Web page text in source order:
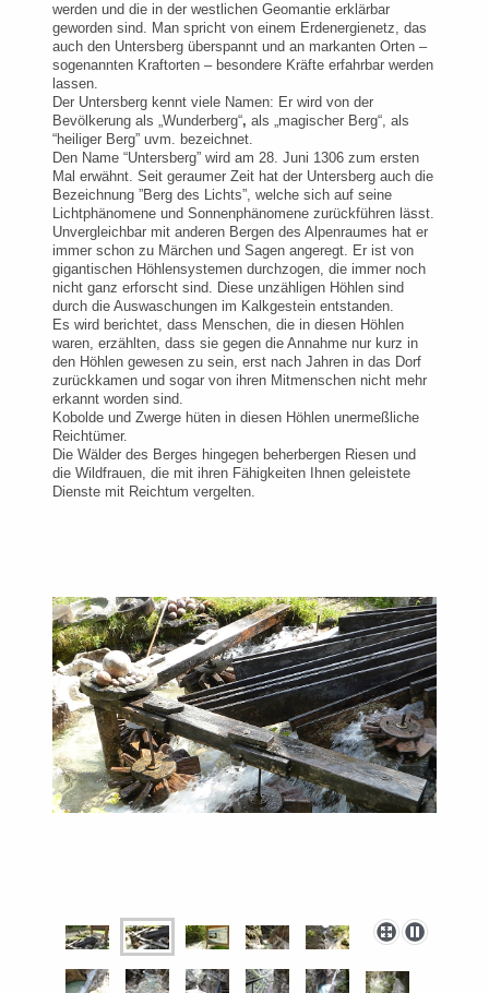
werden und die in der westlichen Geomantie erklärbar
geworden sind. Man spricht von einem Erdenergienetz, das
auch den Untersberg überspannt und an markanten Orten –
sogenannten Kraftorten – besondere Kräfte erfahrbar werden
lassen.
Der Untersberg kennt viele Namen: Er wird von der
Bevölkerung als „Wunderberg“, als „magischer Berg“, als
“heiliger Berg” uvm. bezeichnet.
Den Name “Untersberg” wird am 28. Juni 1306 zum ersten
Mal erwähnt. Seit geraumer Zeit hat der Untersberg auch die
Bezeichnung ”Berg des Lichts”, welche sich auf seine
Lichtphänomene und Sonnenphänomene zurückführen lässt.
Unvergleichbar mit anderen Bergen des Alpenraumes hat er
immer schon zu Märchen und Sagen angeregt. Er ist von
gigantischen Höhlensystemen durchzogen, die immer noch
nicht ganz erforscht sind. Diese unzähligen Höhlen sind
durch die Auswaschungen im Kalkgestein entstanden.
Es wird berichtet, dass Menschen, die in diesen Höhlen
waren, erzählten, dass sie gegen die Annahme nur kurz in
den Höhlen gewesen zu sein, erst nach Jahren in das Dorf
zurückkamen und sogar von ihren Mitmenschen nicht mehr
erkannt worden sind.
Kobolde und Zwerge hüten in diesen Höhlen unermeßliche
Reichtümer.
Die Wälder des Berges hingegen beherbergen Riesen und
die Wildfrauen, die mit ihren Fähigkeiten Ihnen geleistete
Dienste mit Reichtum vergelten.